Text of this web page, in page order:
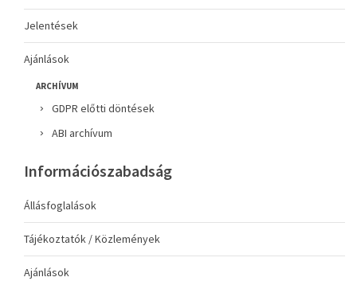
Jelentések
Ajánlások
ARCHÍVUM
GDPR előtti döntések
ABI archívum
Információszabadság
Állásfoglalások
Tájékoztatók / Közlemények
Ajánlások